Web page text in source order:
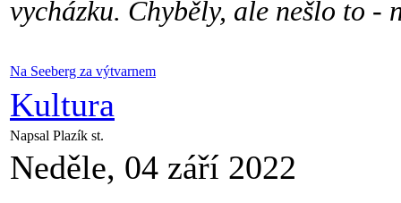
vycházku. Chyběly, ale nešlo to -
Na Seeberg za výtvarnem
Kultura
Napsal Plazík st.
Neděle, 04 září 2022